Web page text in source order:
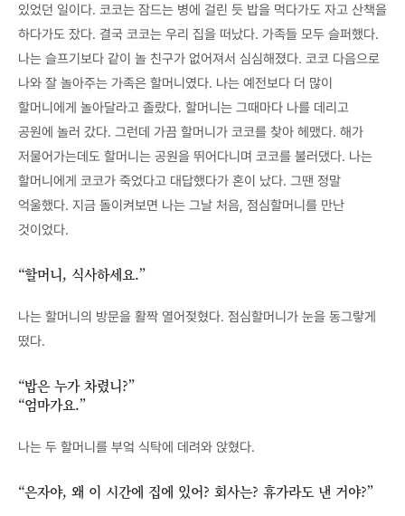
있었던 일이다. 코코는 잠드는 병에 걸린 듯 밥을 먹다가도 자고 산책을
하다가도 잤다. 결국 코코는 우리 집을 떠났다. 가족들 모두 슬퍼했다.
나는 슬프기보다 같이 놀 친구가 없어져서 심심해졌다. 코코 다음으로
나와 잘 놀아주는 가족은 할머니였다. 나는 예전보다 더 많이
할머니에게 놀아달라고 졸랐다. 할머니는 그때마다 나를 데리고
공원에 놀러 갔다. 그런데 가끔 할머니가 코코를 찾아 헤맸다. 해가
저물어가는데도 할머니는 공원을 뛰어다니며 코코를 불러댔다. 나는
할머니에게 코코가 죽었다고 대답했다가 혼이 났다. 그땐 정말
억울했다. 지금 돌이켜보면 나는 그날 처음, 점심할머니를 만난
것이었다.
“할머니, 식사하세요.”
나는 할머니의 방문을 활짝 열어젖혔다. 점심할머니가 눈을 동그랗게
떴다.
“밥은 누가 차렸니?”
“엄마가요.”
나는 두 할머니를 부엌 식탁에 데려와 앉혔다.
“은자야, 왜 이 시간에 집에 있어? 회사는? 휴가라도 낸 거야?”